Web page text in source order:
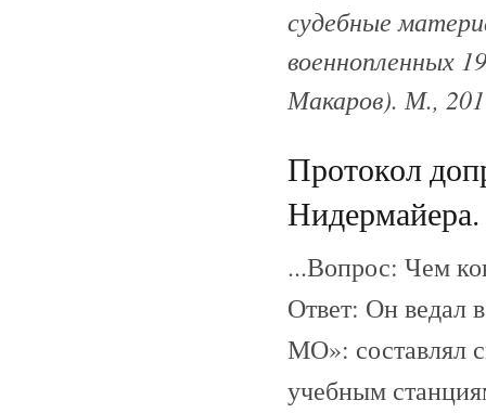
судебные
военнопленных
Макаров). М.,
Протокол
Нидермайера.
...Вопрос: Чем
Ответ: Он ведал
МО»: составлял
учебным